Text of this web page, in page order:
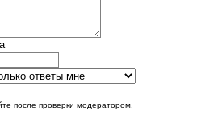
после проверки модератором.